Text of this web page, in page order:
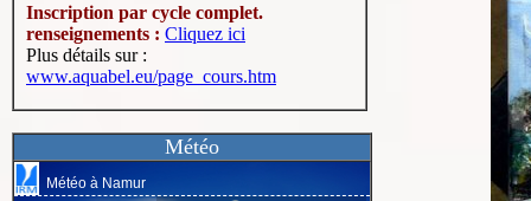
Inscription par cycle complet.
renseignements : Cliquez ici
Plus détails sur :
www.aquabel.eu/page_cours.htm
Météo